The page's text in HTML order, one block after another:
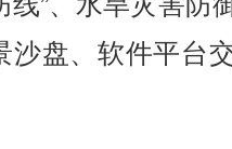
盘、软件平台